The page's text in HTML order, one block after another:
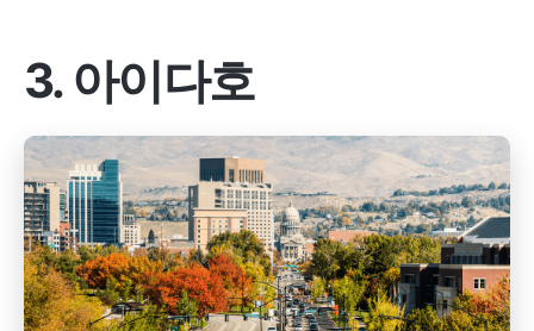
3. 아이다호